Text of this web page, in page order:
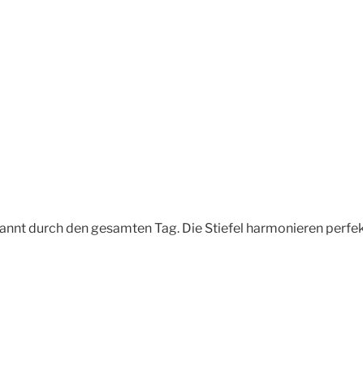
durch den gesamten Tag. Die Stiefel harmonieren